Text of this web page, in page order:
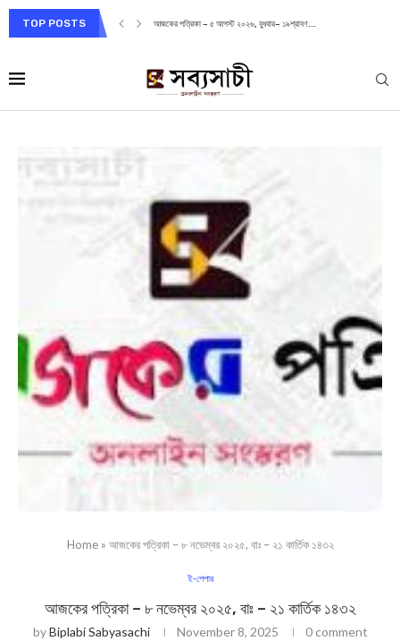
TOP POSTS আজকের পত্রিকা – ৫ আগস্ট ২০২৬, বুধবার– ১৯শ্রাবণ...
Home» আজকের পত্রিকা – ৮ নভেম্বর ২০২৫, বাঃ – ২১ কার্তিক ১৪৩২
ই-পেপার
আজকের পত্রিকা – ৮ নভেম্বর ২০২৫, বাঃ – ২১ কার্তিক ১৪৩২
byBiplabi Sabyasachi November 8, 2025 0 comment